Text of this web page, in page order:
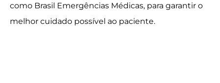
como Brasil Emergências Médicas, para garantir o
melhor cuidado possível ao paciente.